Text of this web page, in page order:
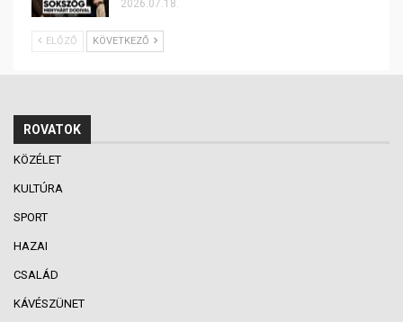
2026.07.18.
ELŐZŐ KÖVETKEZŐ
ROVATOK
KÖZÉLET
KULTÚRA
SPORT
HAZAI
CSALÁD
KÁVÉSZÜNET